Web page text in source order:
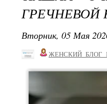
Вторник, 05 Мая